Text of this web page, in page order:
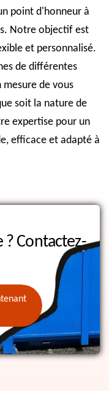
point d'honneur à
Notre objectif est
et personnalisé.
de différentes
mesure de vous
soit la nature de
expertise pour un
efficace et adapté à
? Contactez-